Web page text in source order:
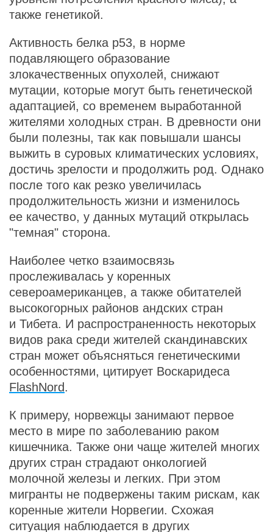
также генетикой.
Активность белка p53, в норме
подавляющего образование
злокачественных опухолей, снижают
мутации, которые могут быть генетической
адаптацией, со временем выработанной
жителями холодных стран. В древности они
были полезны, так как повышали шансы
выжить в суровых климатических условиях,
достичь зрелости и продолжить род. Однако
после того как резко увеличилась
продолжительность жизни и изменилось
ее качество, у данных мутаций открылась
"темная" сторона.
Наиболее четко взаимосвязь
прослеживалась у коренных
североамериканцев, а также обитателей
высокогорных районов андских стран
и Тибета. И распространенность некоторых
видов рака среди жителей скандинавских
стран может объясняться генетическими
особенностями, цитирует Воскаридеса
FlashNord.
К примеру, норвежцы занимают первое
место в мире по заболеванию раком
кишечника. Также они чаще жителей многих
других стран страдают онкологией
молочной железы и легких. При этом
мигранты не подвержены таким рискам, как
коренные жители Норвегии. Схожая
ситуация наблюдается в других